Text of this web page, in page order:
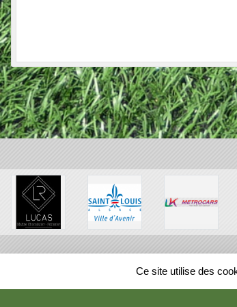
REGIONS
Ce site utilise des